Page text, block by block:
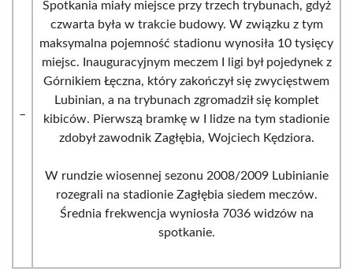
Spotkania miały miejsce przy trzech trybunach, gdyż
czwarta była w trakcie budowy. W związku z tym
maksymalna pojemność stadionu wynosiła 10 tysięcy
miejsc. Inauguracyjnym meczem I ligi był pojedynek z
Górnikiem Łęczna, który zakończył się zwycięstwem
Lubinian, a na trybunach zgromadził się komplet
kibiców. Pierwszą bramkę w I lidze na tym stadionie
zdobył zawodnik Zagłębia, Wojciech Kędziora.
W rundzie wiosennej sezonu 2008/2009 Lubinianie
rozegrali na stadionie Zagłębia siedem meczów.
Średnia frekwencja wyniosła 7036 widzów na
spotkanie.